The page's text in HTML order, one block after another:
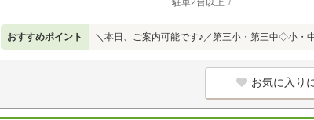
駐車2台以上
おすすめポイント ＼本日、ご案内可能です♪／第三小・第三中◇小・
お気に入り